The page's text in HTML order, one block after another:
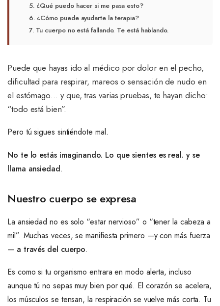
¿Qué puedo hacer si me pasa esto?
¿Cómo puede ayudarte la terapia?
Tu cuerpo no está fallando. Te está hablando.
Puede que hayas ido al médico por dolor en el pecho,
dificultad para respirar, mareos o sensación de nudo en
el estómago… y que, tras varias pruebas, te hayan dicho:
“todo está bien”.
Pero tú sigues sintiéndote mal.
No te lo estás imaginando. Lo que sientes es real. y se
llama ansiedad.
Nuestro cuerpo se expresa
La ansiedad no es solo “estar nervioso” o “tener la cabeza a
mil”. Muchas veces, se manifiesta primero —y con más fuerza
— a través del cuerpo.
Es como si tu organismo entrara en modo alerta, incluso
aunque tú no sepas muy bien por qué. El corazón se acelera,
los músculos se tensan, la respiración se vuelve más corta. Tu